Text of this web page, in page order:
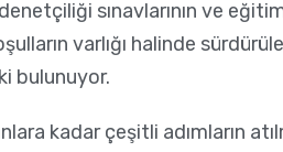
sınavlarının ve
varlığı halinde
bulunuyor.
kadar çeşitli adımların